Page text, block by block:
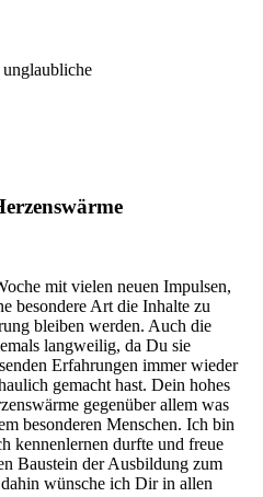
mit vielen neuen Impulsen,
besondere Art die Inhalte zu
bleiben werden. Auch die
langweilig, da Du sie
Erfahrungen immer wieder
gemacht hast. Dein hohes
gegenüber allem was
besonderen Menschen. Ich bin
kennenlernen durfte und freue
Baustein der Ausbildung zum
wünsche ich Dir in allen